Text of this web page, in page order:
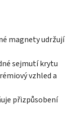
magnety udržují
sejmutí krytu
vzhled a
přizpůsobení